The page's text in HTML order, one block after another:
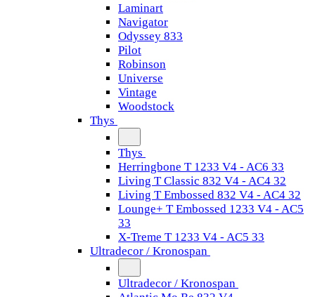
Laminart
Navigator
Odyssey 833
Pilot
Robinson
Universe
Vintage
Woodstock
Thys
Thys
Herringbone T 1233 V4 - AC6 33
Living T Classic 832 V4 - AC4 32
Living T Embossed 832 V4 - AC4 32
Lounge+ T Embossed 1233 V4 - AC5
33
X-Treme T 1233 V4 - AC5 33
Ultradecor / Kronospan
Ultradecor / Kronospan